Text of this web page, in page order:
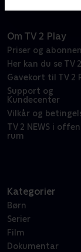
Om TV 2 Play
Priser og
Her kan du se TV
Gavekort til TV 2
Support og
Kundecenter
Vilkår og
TV 2 NEWS i
rum
Kategorier
Børn
Serier
Film
Dokumentar